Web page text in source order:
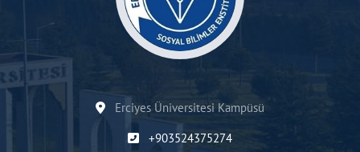
Erciyes Üniversitesi Kampüsü
+903524375274